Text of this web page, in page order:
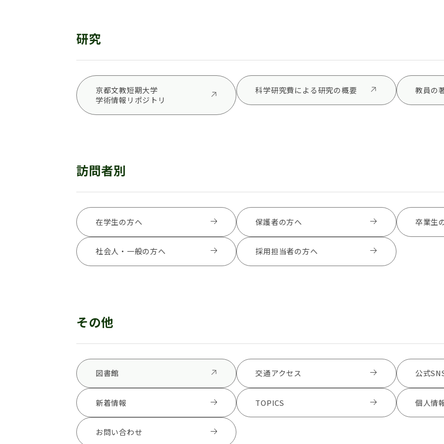
研究
京都文教短期大学
学術情報リポジトリ
科学研究費による研究の概要 教員の
訪問者別
在学生の方へ 保護者の方へ 卒業生
社会人・一般の方へ 採用担当者の方へ
その他
図書館 交通アクセス 公式
新着情報 TOPICS 個人情
お問い合わせ